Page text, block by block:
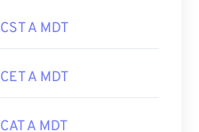
CST A MDT
CET A MDT
CAT A MDT